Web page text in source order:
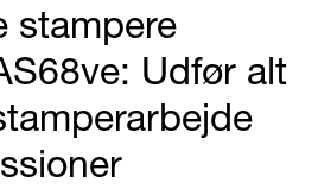
stampere
Udfør alt